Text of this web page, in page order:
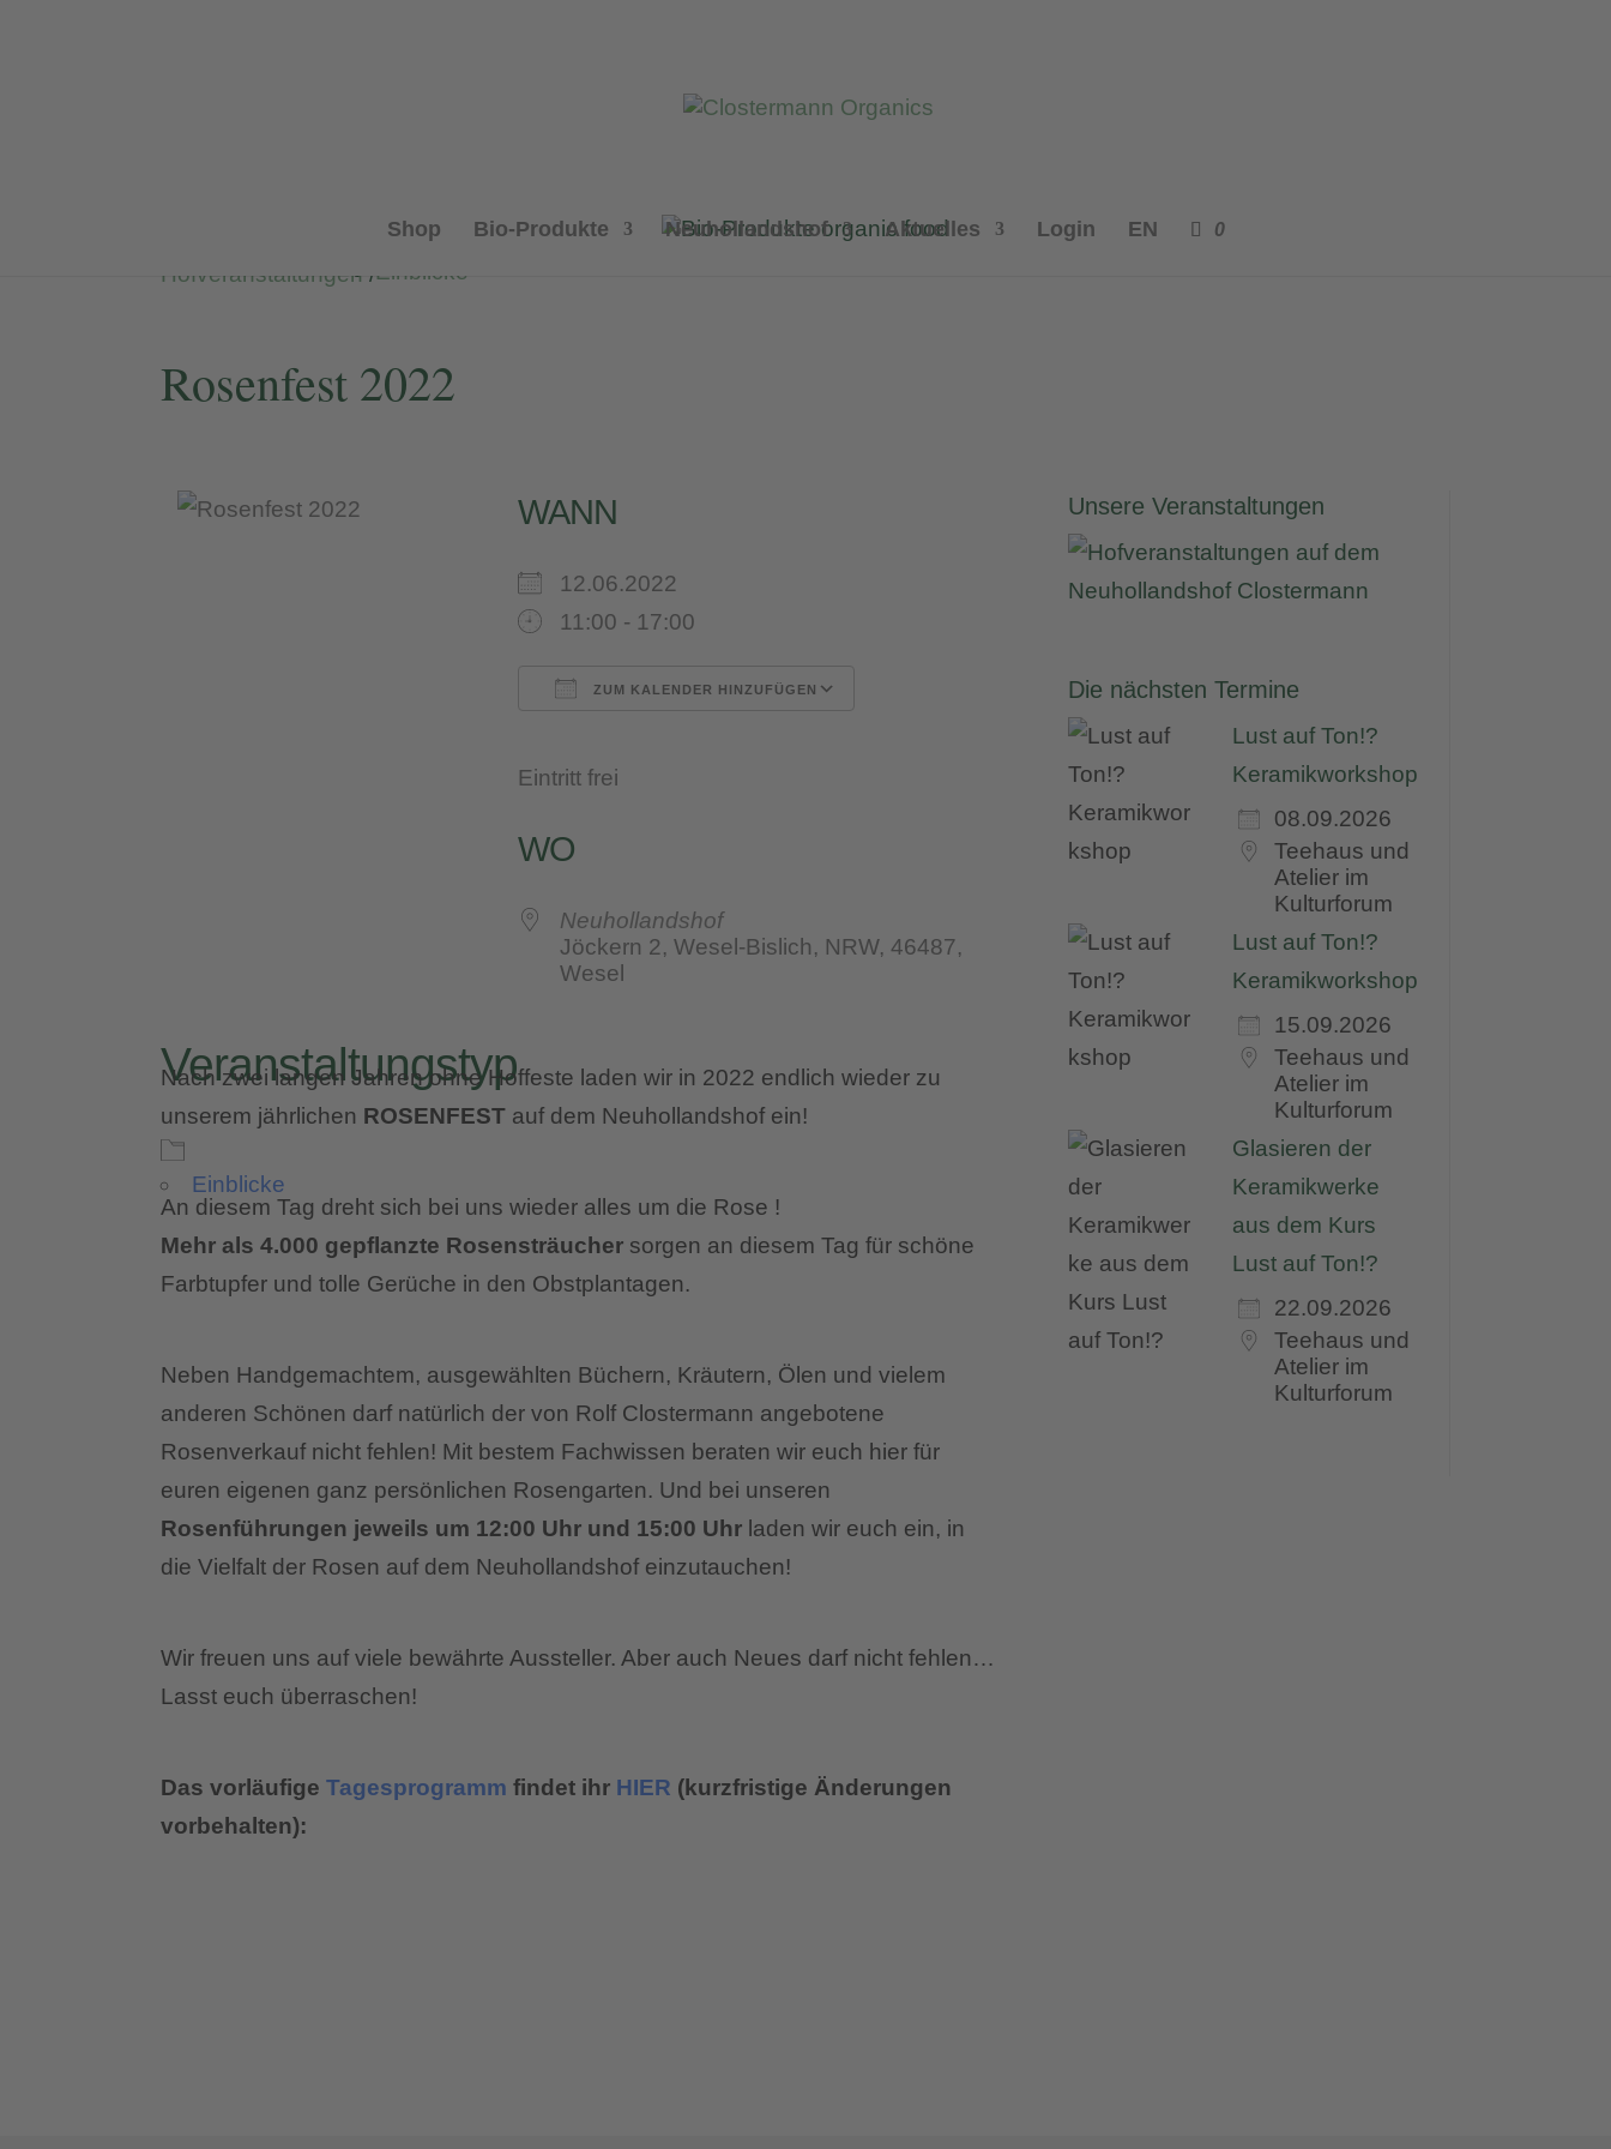
Shop Bio-Produkte Neuhollandshof Aktuelles Login EN 0
Hofveranstaltungen /Einblicke
Rosenfest 2022
Veranstaltungstyp
Einblicke
WANN
12.06.2022
11:00 - 17:00
ZUM KALENDER HINZUFÜGEN
Eintritt frei
WO
Neuhollandshof
Jöckern 2, Wesel-Bislich, NRW, 46487,
Wesel
Nach zwei langen Jahren ohne Hoffeste laden wir in 2022 endlich wieder zu
unserem jährlichen ROSENFEST auf dem Neuhollandshof ein!
An diesem Tag dreht sich bei uns wieder alles um die Rose !
Mehr als 4.000 gepflanzte Rosensträucher sorgen an diesem Tag für schöne
Farbtupfer und tolle Gerüche in den Obstplantagen.
Neben Handgemachtem, ausgewählten Büchern, Kräutern, Ölen und vielem
anderen Schönen darf natürlich der von Rolf Clostermann angebotene
Rosenverkauf nicht fehlen! Mit bestem Fachwissen beraten wir euch hier für
euren eigenen ganz persönlichen Rosengarten. Und bei unseren
Rosenführungen jeweils um 12:00 Uhr und 15:00 Uhr laden wir euch ein, in
die Vielfalt der Rosen auf dem Neuhollandshof einzutauchen!
Wir freuen uns auf viele bewährte Aussteller. Aber auch Neues darf nicht fehlen…
Lasst euch überraschen!
Das vorläufigeTagesprogramm findet ihr HIER (kurzfristige Änderungen
vorbehalten):
Unsere Veranstaltungen
Die nächsten Termine
Lust auf Ton!?
Keramikworkshop
08.09.2026
Teehaus und
Atelier im
Kulturforum
Lust auf Ton!?
Keramikworkshop
15.09.2026
Teehaus und
Atelier im
Kulturforum
Glasieren der
Keramikwerke
aus dem Kurs
Lust auf Ton!?
22.09.2026
Teehaus und
Atelier im
Kulturforum